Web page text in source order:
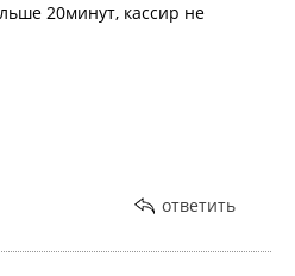
20минут, кассир не
ответить